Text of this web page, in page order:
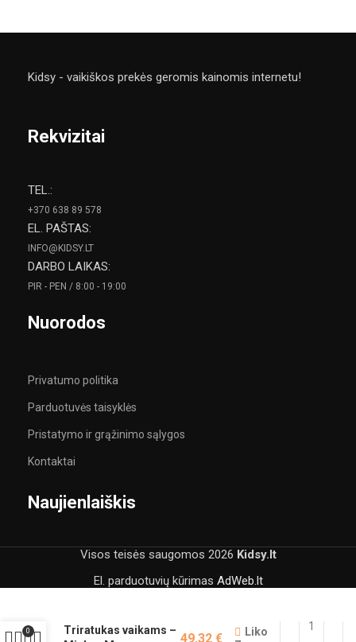
Kidsy - vaikiškos prekės geromis kainomis internetu!
Rekvizitai
TEL.:
+370 638 89 578
EL. PAŠTAS:
INFO@KIDSY.LT
DARBO LAIKAS:
PIR - PEN / 8:00 - 19:00
Nuorodos
Privatumo politika
Parduotuvės taisyklės
Pristatymo ir grąžinimo sąlygos
Kontaktai
Naujienlaiškis
Visos teisės saugomos 2026 Kidsy.lt
El. parduotuvių kūrimas AdWeb.lt
Triratukas vaikams –
49,32€
Liko
0